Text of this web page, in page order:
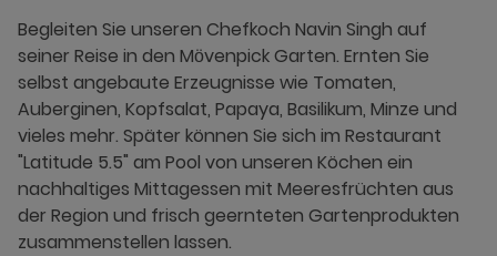
Begleiten Sie unseren Chefkoch Navin Singh auf
seiner Reise in den Mӧvenpick Garten. Ernten Sie
selbst angebaute Erzeugnisse wie Tomaten,
Auberginen, Kopfsalat, Papaya, Basilikum, Minze und
vieles mehr. Später können Sie sich im Restaurant
"Latitude 5.5" am Pool von unseren Köchen ein
nachhaltiges Mittagessen mit Meeresfrüchten aus
der Region und frisch geernteten Gartenprodukten
zusammenstellen lassen.